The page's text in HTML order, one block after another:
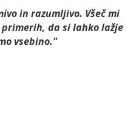
in razumljivo. Všeč mi
da si lahko lažje
vsebino."